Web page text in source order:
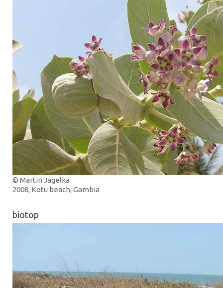
© Martin Jagelka
2008, Kotu beach, Gambia
biotop